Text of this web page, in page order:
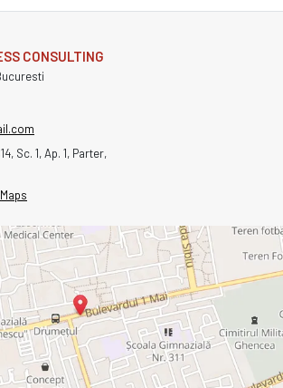
CONSULTING
Sc. 1, Ap. 1, Parter,